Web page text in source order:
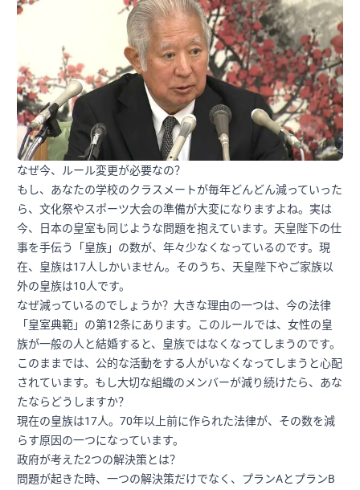
なぜ今、ルール変更が必要なの？
もし、あなたの学校のクラスメートが毎年どんどん減っていった
ら、文化祭やスポーツ大会の準備が大変になりますよね。実は
今、日本の皇室も同じような問題を抱えています。天皇陛下の仕
事を手伝う「皇族」の数が、年々少なくなっているのです。現
在、皇族は17人しかいません。そのうち、天皇陛下やご家族以
外の皇族は10人です。
なぜ減っているのでしょうか？大きな理由の一つは、今の法律
「皇室典範」の第12条にあります。このルールでは、女性の皇
族が一般の人と結婚すると、皇族ではなくなってしまうのです。
このままでは、公的な活動をする人がいなくなってしまうと心配
されています。もし大切な組織のメンバーが減り続けたら、あな
たならどうしますか？
現在の皇族は17人。70年以上前に作られた法律が、その数を減
らす原因の一つになっています。
政府が考えた2つの解決策とは？
問題が起きた時、一つの解決策だけでなく、プランAとプランB